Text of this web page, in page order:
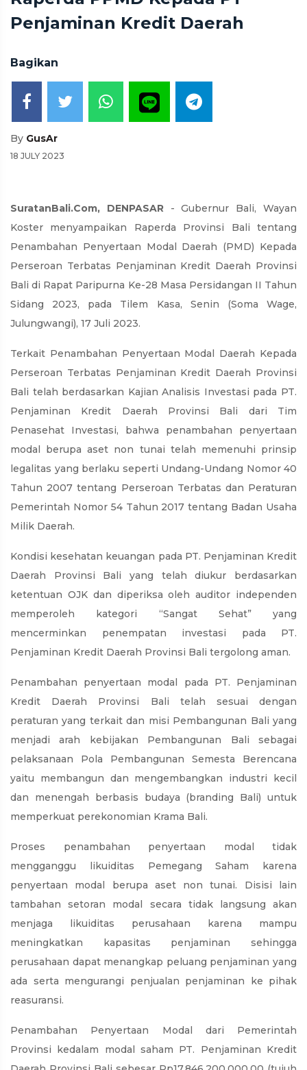
Penjaminan Kredit Daerah
Bagikan
By GusAr
18 JULY 2023
SuratanBali.Com, DENPASAR- Gubernur Bali, Wayan
Koster menyampaikan Raperda Provinsi Bali tentang
Penambahan Penyertaan Modal Daerah (PMD) Kepada
Perseroan Terbatas Penjaminan Kredit Daerah Provinsi
Bali di Rapat Paripurna Ke-28 Masa Persidangan II Tahun
Sidang 2023, pada Tilem Kasa, Senin (Soma Wage,
Julungwangi), 17 Juli 2023.
Terkait Penambahan Penyertaan Modal Daerah Kepada
Perseroan Terbatas Penjaminan Kredit Daerah Provinsi
Bali telah berdasarkan Kajian Analisis Investasi pada PT.
Penjaminan Kredit Daerah Provinsi Bali dari Tim
Penasehat Investasi, bahwa penambahan penyertaan
modal berupa aset non tunai telah memenuhi prinsip
legalitas yang berlaku seperti Undang-Undang Nomor 40
Tahun 2007 tentang Perseroan Terbatas dan Peraturan
Pemerintah Nomor 54 Tahun 2017 tentang Badan Usaha
Milik Daerah.
Kondisi kesehatan keuangan pada PT. Penjaminan Kredit
Daerah Provinsi Bali yang telah diukur berdasarkan
ketentuan OJK dan diperiksa oleh auditor independen
memperoleh kategori “Sangat Sehat” yang
mencerminkan penempatan investasi pada PT.
Penjaminan Kredit Daerah Provinsi Bali tergolong aman.
Penambahan penyertaan modal pada PT. Penjaminan
Kredit Daerah Provinsi Bali telah sesuai dengan
peraturan yang terkait dan misi Pembangunan Bali yang
menjadi arah kebijakan Pembangunan Bali sebagai
pelaksanaan Pola Pembangunan Semesta Berencana
yaitu membangun dan mengembangkan industri kecil
dan menengah berbasis budaya (branding Bali) untuk
memperkuat perekonomian Krama Bali.
Proses penambahan penyertaan modal tidak
mengganggu likuiditas Pemegang Saham karena
penyertaan modal berupa aset non tunai. Disisi lain
tambahan setoran modal secara tidak langsung akan
menjaga likuiditas perusahaan karena mampu
meningkatkan kapasitas penjaminan sehingga
perusahaan dapat menangkap peluang penjaminan yang
ada serta mengurangi penjualan penjaminan ke pihak
reasuransi.
Penambahan Penyertaan Modal dari Pemerintah
Provinsi kedalam modal saham PT. Penjaminan Kredit